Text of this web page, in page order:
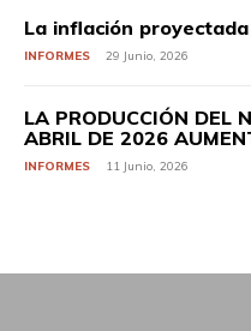
La inflación
INFORMES 29 Junio, 2026
LA PRODUCCIÓN DEL
ABRIL DE 2026
INFORMES 11 Junio, 2026